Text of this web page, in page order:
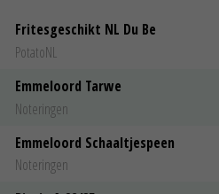
Fritesgeschikt NL Du Be
PotatoNL
Emmeloord Tarwe
Noteringen
Emmeloord Schaaltjespeen
Noteringen